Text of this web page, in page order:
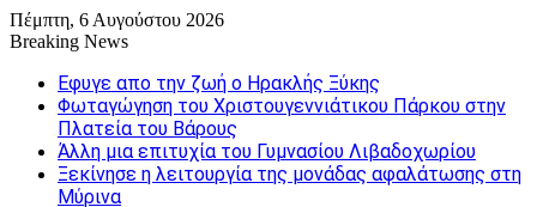
Πέμπτη, 6 Αυγούστου 2026
Breaking News
Εφυγε απο την ζωή o Ηρακλής Ξύκης
Φωταγώγηση του Χριστουγεννιάτικου Πάρκου στην
Πλατεία του Βάρους
Άλλη μια επιτυχία του Γυμνασίου Λιβαδοχωρίου
Ξεκίνησε η λειτουργία της μονάδας αφαλάτωσης στη
Μύρινα